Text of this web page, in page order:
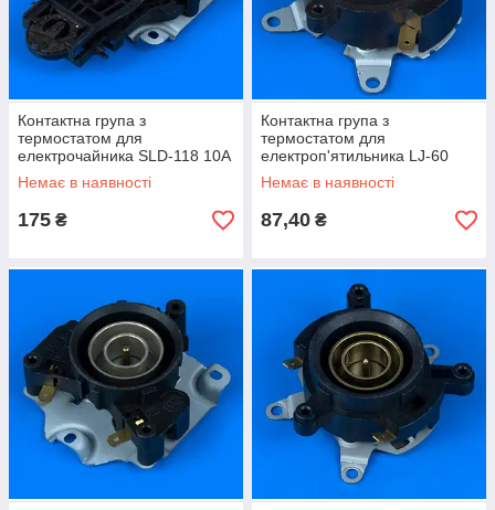
Контактна група з
термостатом для
електрочайника SLD-118 10A
250 V
Немає в наявності
175 ₴
Контактна група з
термостатом для
електроп'ятильника LJ-60
Liang Ji
Немає в наявності
87,40 ₴